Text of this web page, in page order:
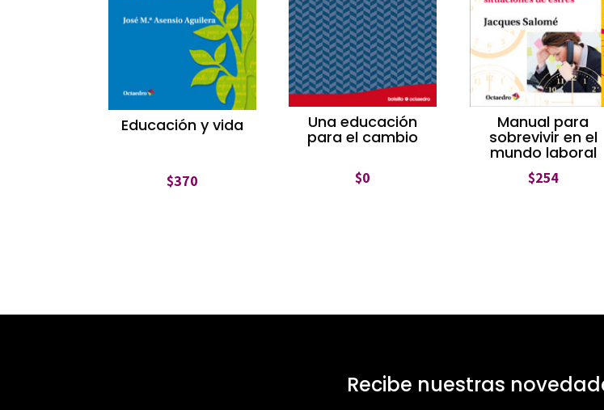
Educación y vida
$370
Una educación
para el cambio
$0
Manual para
sobrevivir en el
mundo laboral
$254
Recibe nuestras